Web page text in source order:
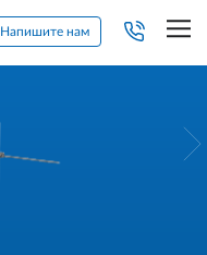
Напишите нам